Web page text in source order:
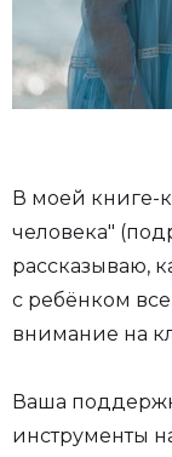
В моей книге-
человека"
рассказываю,
с ребёнком
внимание на
Ваша
инструменты